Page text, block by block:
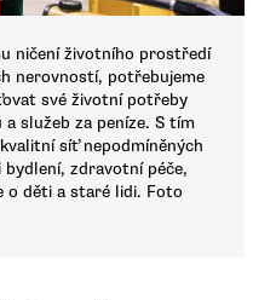
ničení životního prostředí
nerovností, potřebujeme
své životní potřeby
služeb za peníze. S tím
síť nepodmíněných
zdravotní péče,
o děti a staré lidi. Foto